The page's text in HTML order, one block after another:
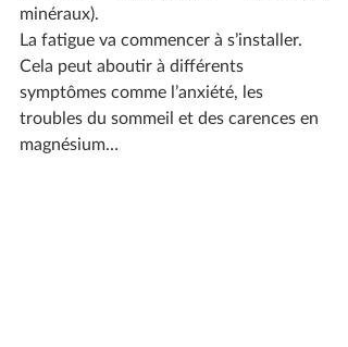
minéraux).
La fatigue va commencer à s’installer.
Cela peut aboutir à différents
symptômes comme l’anxiété, les
troubles du sommeil et des carences en
magnésium…